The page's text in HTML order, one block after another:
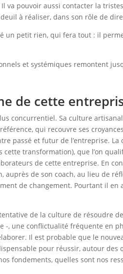
pouvoir aussi contacter la
à réaliser, dans son rôle de
un petit rien, qui fera tout : il
et systémiques remontent
de cette
concurrentiel. Sa culture
qui recouvre ses
passé et futur de l’entreprise.
transformation), que l’on
de cette entreprise. En
de son coach, au lieu de
de changement. Pourtant il en
de la culture de résoudre
-, une conflictualité fréquente en
Il est probable que le
pour réussir, autour des
fondements, quelles sont nos